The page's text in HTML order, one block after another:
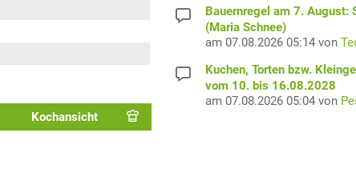
Kochansicht
Bauernregel am 7. August:
(Maria Schnee)
am 07.08.2026 05:14 von
Kuchen, Torten bzw.
vom 10. bis 16.08.2028
am 07.08.2026 05:04 von